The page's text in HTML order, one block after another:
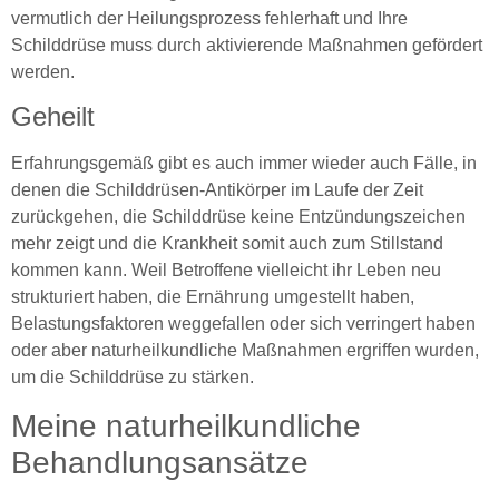
vermutlich der Heilungsprozess fehlerhaft und Ihre
Schilddrüse muss durch aktivierende Maßnahmen gefördert
werden.
Geheilt
Erfahrungsgemäß gibt es auch immer wieder auch Fälle, in
denen die Schilddrüsen-Antikörper im Laufe der Zeit
zurückgehen, die Schilddrüse keine Entzündungszeichen
mehr zeigt und die Krankheit somit auch zum Stillstand
kommen kann. Weil Betroffene vielleicht ihr Leben neu
strukturiert haben, die Ernährung umgestellt haben,
Belastungsfaktoren weggefallen oder sich verringert haben
oder aber naturheilkundliche Maßnahmen ergriffen wurden,
um die Schilddrüse zu stärken.
Meine naturheilkundliche
Behandlungsansätze